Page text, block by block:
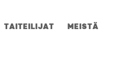
TAITEILIJAT MEISTÄ